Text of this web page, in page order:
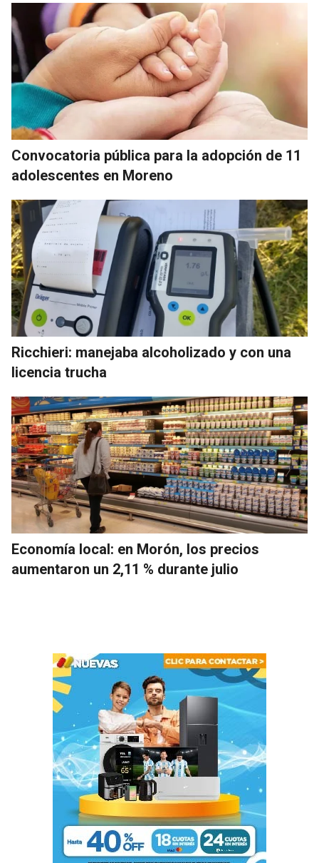
Convocatoria pública para la adopción de 11
adolescentes en Moreno
Ricchieri: manejaba alcoholizado y con una
licencia trucha
Economía local: en Morón, los precios
aumentaron un 2,11 % durante julio